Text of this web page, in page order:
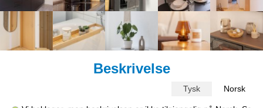
Beskrivelse
Tysk Norsk